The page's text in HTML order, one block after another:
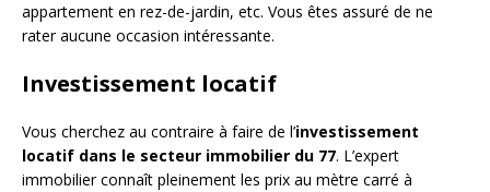
appartement en rez-de-jardin, etc. Vous êtes assuré de ne
rater aucune occasion intéressante.
Investissement locatif
Vous cherchez au contraire à faire de l’investissement
locatif dans le secteur immobilier du 77. L’expert
immobilier connaît pleinement les prix au mètre carré à